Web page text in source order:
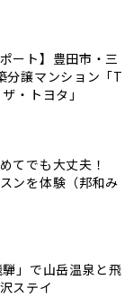
ート】豊田市・三
分譲マンション「T
・トヨタ」
てでも大丈夫！
ンを体験（邦和み
騨」で山岳温泉と飛
ステイ